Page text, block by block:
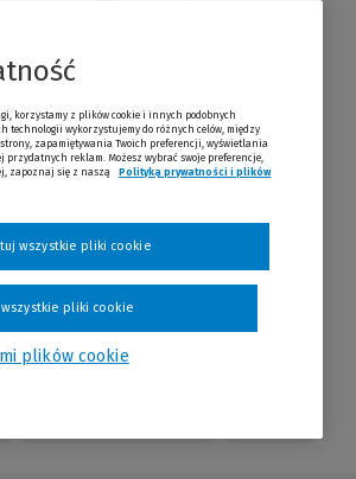
Sprawdź
korzystamy z plików cookie i innych podobnych
technologii wykorzystujemy do różnych celów, między
zapamiętywania Twoich preferencji, wyświetlania
reklam. Możesz wybrać swoje preferencje,
zapoznaj się z naszą
Polityką prywatności i plików
plików cookie
pliki cookie
wszystkie pliki cookie